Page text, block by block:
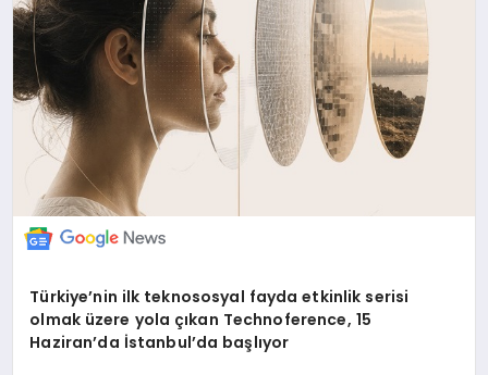
Türkiye’nin ilk teknososyal fayda etkinlik serisi
olmak üzere yola çıkan Technoference, 15
Haziran’da İstanbul’da başlıyor